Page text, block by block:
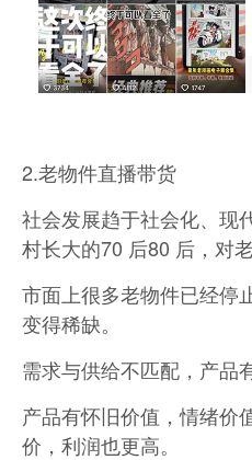
2.老物件直播带货
社会发展趋于社会化、现
村长大的70 后80 后，对
市面上很多老物件已经停
变得稀缺。
需求与供给不匹配，产品
产品有怀旧价值，情绪价
价，利润也更高。